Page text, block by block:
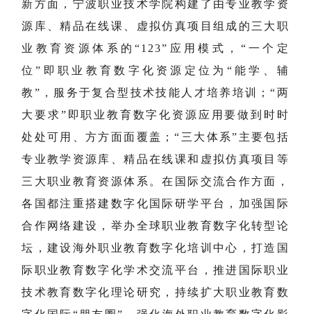
新方面，宁波职业技术学院构建了由专业教学资
源库、精品在线课、虚拟仿真项目组成的三大职
业教育资源体系的“123”应用模式，“一个定
位”即职业教育数字化资源定位为“能学、辅
教”，服务于复合型技术技能人才培养培训；“两
大要求”即职业教育数字化资源应用要做到时时
处处可用、方方面面覆盖；“三大体系”主要包括
专业教学资源库、精品在线课和虚拟仿真项目等
三大职业教育资源体系。在国际交流合作方面，
各国都注重搭建数字化国际研学平台，加强国际
合作网络建设，举办全球职业教育数字化转型论
坛，建设海外职业教育数字化培训中心，打造国
际职业教育数字化学术交流平台，推进国际职业
技术教育数字化理论研究，持续扩大职业教育数